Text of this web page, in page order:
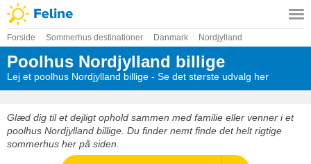
Forside Sommerhus destinationer Danmark Nordjylland
Poolhus Nordjylland billige
Lej et poolhus Nordjylland billige - Se det største udvalg her
Glæd dig til et dejligt ophold sammen med familie eller venner i et
poolhus Nordjylland billige. Du finder nemt finde det helt rigtige
sommerhus her på siden.